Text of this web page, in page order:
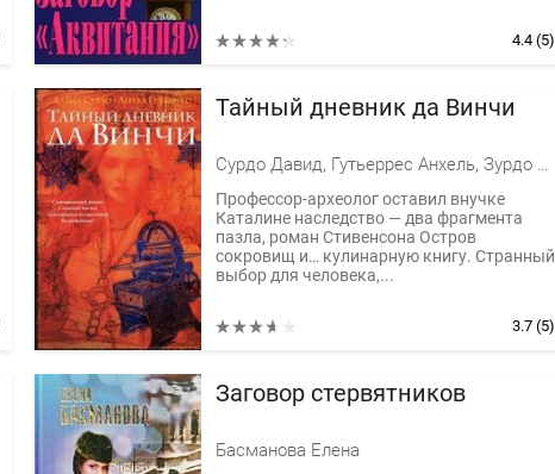
4.4(5)
Тайный дневник да Винчи
Сурдо Давид, Гутьеррес Анхель, Зурдо Давид
Профессор-археолог оставил внучке
Каталине наследство — два фрагмента
пазла, роман Стивенсона Остров
сокровищ и… кулинарную книгу. Странный
выбор для человека,...
3.7(5)
Заговор стервятников
Басманова Елена